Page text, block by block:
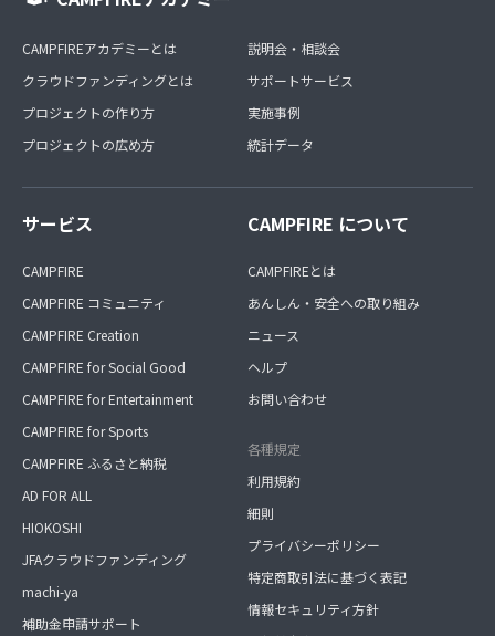
CAMPFIREアカデミーとは
クラウドファンディングとは
プロジェクトの作り方
プロジェクトの広め方
説明会・相談会
サポートサービス
実施事例
統計データ
サービス
CAMPFIRE
CAMPFIRE コミュニティ
CAMPFIRE Creation
CAMPFIRE for Social Good
CAMPFIRE for Entertainment
CAMPFIRE for Sports
CAMPFIRE ふるさと納税
AD FOR ALL
HIOKOSHI
JFAクラウドファンディング
machi-ya
補助金申請サポート
CAMPFIRE について
CAMPFIREとは
あんしん・安全への取り組み
ニュース
ヘルプ
お問い合わせ
各種規定
利用規約
細則
プライバシーポリシー
特定商取引法に基づく表記
情報セキュリティ方針